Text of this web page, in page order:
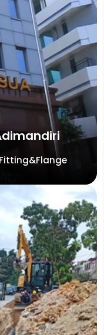
Fitting&Flange